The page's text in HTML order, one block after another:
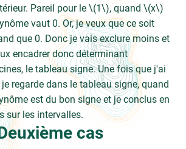
Pareil pour le \(1\), quand \(x\)
vaut 0. Or, je veux que ce soit
que 0. Donc je vais exclure moins et
encadrer donc déterminant
le tableau signe. Une fois que j'ai
regarde dans le tableau signe, quand
est du bon signe et je conclus en
sur les intervalles.
cas